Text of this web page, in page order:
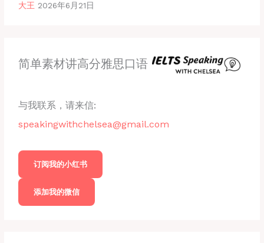
大王 2026年6月21日
简单素材讲高分雅思口语
与我联系，请来信:
speakingwithchelsea@gmail.com
订阅我的小红书
添加我的微信